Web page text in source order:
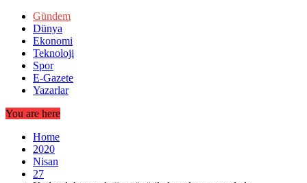
Gündem
Dünya
Ekonomi
Teknoloji
Spor
E-Gazete
Yazarlar
You are here
Home
2020
Nisan
27